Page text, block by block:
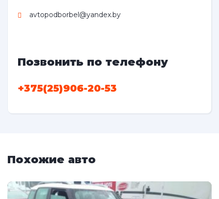
avtopodborbel@yandex.by
Позвонить по телефону
+375(25)906-20-53
Похожие авто